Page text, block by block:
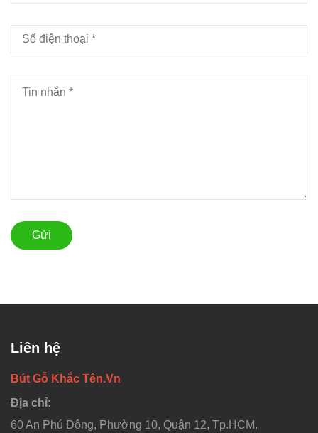
Gửi
Liên hệ
Bút Gỗ Khắc Tên.Vn
Địa chỉ:
60 An Phú Đông, Phường 10, Quận 12, Tp.HCM.